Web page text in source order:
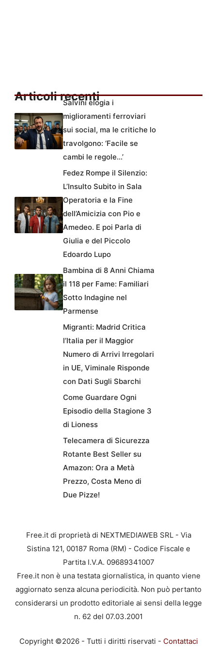
Articoli recenti
Salvini elogia i
miglioramenti ferroviari
sui social, ma le critiche lo
travolgono: ‘Facile se
cambi le regole…’
Fedez Rompe il Silenzio:
L’Insulto Subito in Sala
Operatoria e la Fine
dell’Amicizia con Pio e
Amedeo. E poi Parla di
Giulia e del Piccolo
Edoardo Lupo
Bambina di 8 Anni Chiama
il 118 per Fame: Familiari
Sotto Indagine nel
Parmense
Migranti: Madrid Critica
l’Italia per il Maggior
Numero di Arrivi Irregolari
in UE, Viminale Risponde
con Dati Sugli Sbarchi
Come Guardare Ogni
Episodio della Stagione 3
di Lioness
Telecamera di Sicurezza
Rotante Best Seller su
Amazon: Ora a Metà
Prezzo, Costa Meno di
Due Pizze!
Free.it di proprietà di NEXTMEDIAWEB SRL - Via
Sistina 121, 00187 Roma (RM) - Codice Fiscale e
Partita I.V.A. 09689341007
Free.it non è una testata giornalistica, in quanto viene
aggiornato senza alcuna periodicità. Non può pertanto
considerarsi un prodotto editoriale ai sensi della legge
n. 62 del 07.03.2001
Copyright ©2026 - Tutti i diritti riservati - Contattaci